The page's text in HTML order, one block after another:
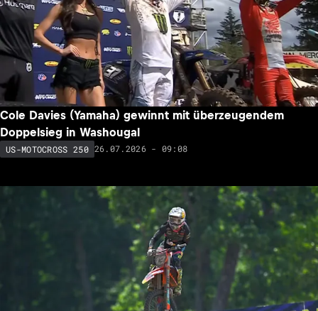
Cole Davies (Yamaha) gewinnt mit überzeugendem
Doppelsieg in Washougal
US-MOTOCROSS 250 26.07.2026 - 09:08